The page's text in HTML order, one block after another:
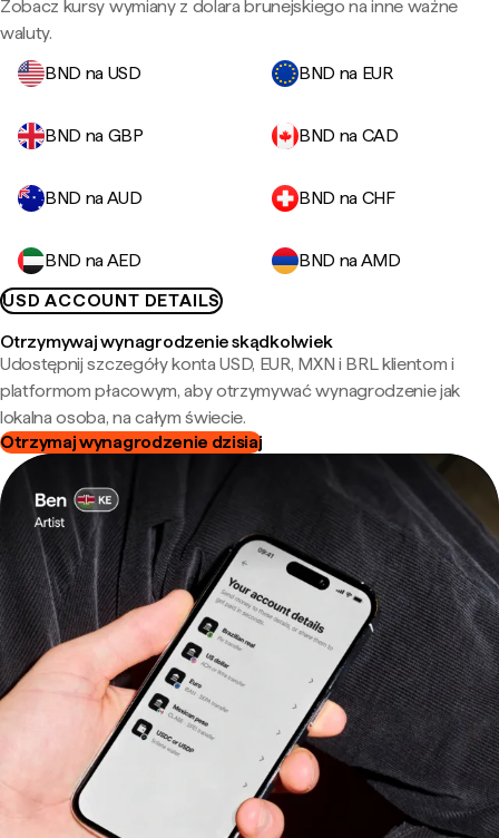
Zobacz kursy wymiany z dolara brunejskiego na inne ważne
waluty.
BND na USD
BND na EUR
BND na GBP BND na CAD
BND na AUD BND na CHF
BND na AED
BND na AMD
USD ACCOUNT DETAILS
Otrzymywaj wynagrodzenie skądkolwiek
Udostępnij szczegóły konta USD, EUR, MXN i BRL klientom i
platformom płacowym, aby otrzymywać wynagrodzenie jak
lokalna osoba, na całym świecie.
Otrzymaj wynagrodzenie dzisiaj